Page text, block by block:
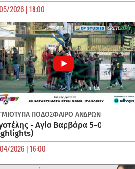
2026 | 18:00
ΠΟΔΌΣΦΑΙΡΟ ΑΝΔΡΏΝ
- Αγία Βαρβάρα 5-0
2026 | 16:00